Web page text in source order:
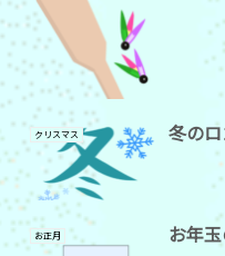
クリスマス 冬の
お正月 お年